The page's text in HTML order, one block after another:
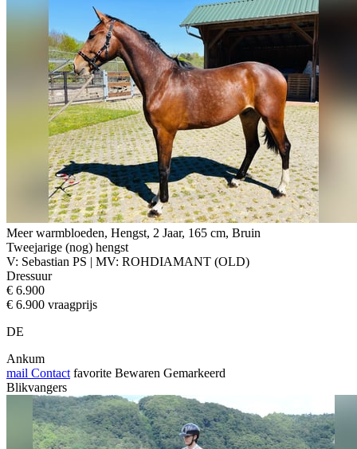
Meer warmbloeden, Hengst, 2 Jaar, 165 cm, Bruin
Tweejarige (nog) hengst
V: Sebastian PS | MV: ROHDIAMANT (OLD)
Dressuur
€ 6.900
€ 6.900 vraagprijs
DE
Ankum
mail Contact favorite Bewaren Gemarkeerd
Blikvangers